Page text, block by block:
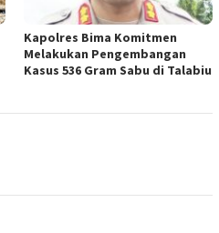
Kapolres Bima Komitmen
Melakukan Pengembangan
Kasus 536 Gram Sabu di Talabiu